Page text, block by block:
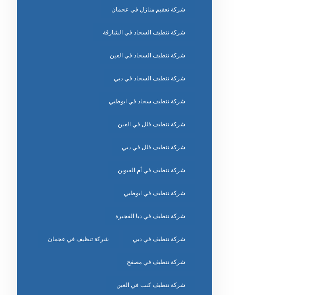
شركة تعقيم منازل في عجمان
شركة تنظيف السجاد في الشارقة
شركة تنظيف السجاد في العين
شركة تنظيف السجاد في دبي
شركة تنظيف سجاد في ابوظبي
شركة تنظيف فلل في العين
شركة تنظيف فلل في دبي
شركة تنظيف في أم القيوين
شركة تنظيف في ابوظبي
شركة تنظيف في دبا الفجيرة
شركة تنظيف في دبي شركة تنظيف في عجمان
شركة تنظيف في مصفح
شركة تنظيف كنب في العين